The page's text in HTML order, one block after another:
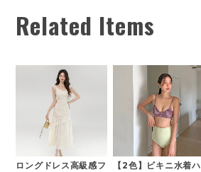
Related Items
ロングドレス高級感フ
【2色】ビキニ水着ハ